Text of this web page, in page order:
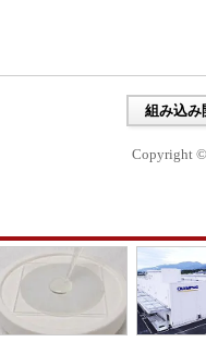
組み込み
Copyright ©